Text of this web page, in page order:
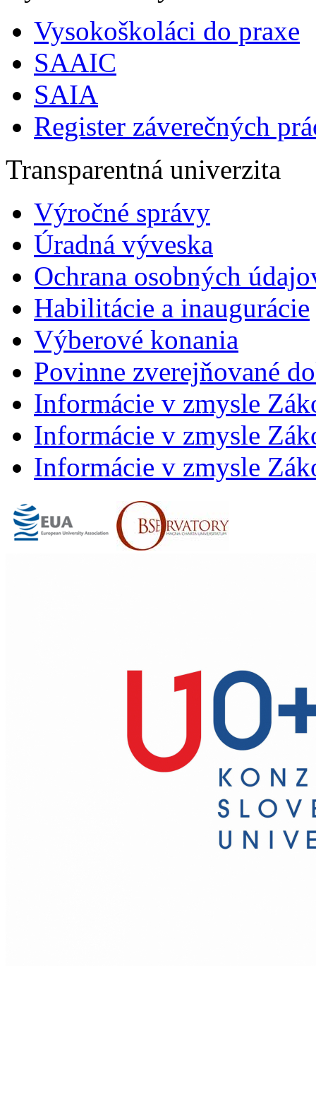
Vysokoškoláci do praxe
SAAIC
SAIA
Register záverečných
Transparentná univerzita
Výročné správy
Úradná výveska
Ochrana osobných
Habilitácie a inaugurácie
Výberové konania
Povinne zverejňované
Informácie v zmysle
Informácie v zmysle
Informácie v zmysle